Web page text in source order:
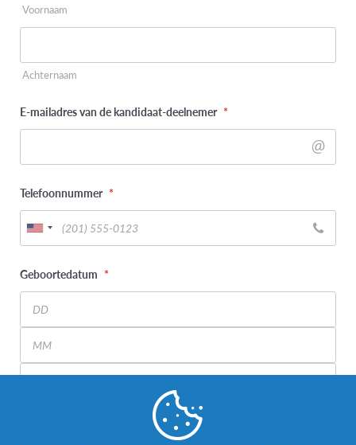
Voornaam
Achternaam
E-mailadres van de kandidaat-deelnemer *
Telefoonnummer *
Geboortedatum *
Day
Month
Wat is uw genderidentiteit? (kandidaat-deelnemer)